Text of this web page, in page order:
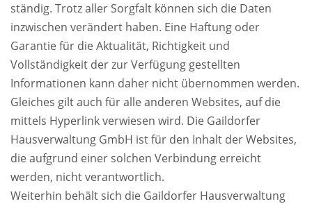
ständig. Trotz aller Sorgfalt können sich die Daten
inzwischen verändert haben. Eine Haftung oder
Garantie für die Aktualität, Richtigkeit und
Vollständigkeit der zur Verfügung gestellten
Informationen kann daher nicht übernommen werden.
Gleiches gilt auch für alle anderen Websites, auf die
mittels Hyperlink verwiesen wird. Die Gaildorfer
Hausverwaltung GmbH ist für den Inhalt der Websites,
die aufgrund einer solchen Verbindung erreicht
werden, nicht verantwortlich.
Weiterhin behält sich die Gaildorfer Hausverwaltung